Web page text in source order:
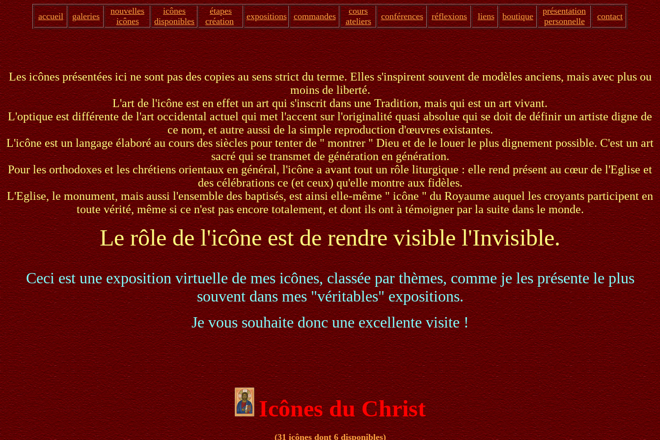
accueil galeries
nouvelles
icônes
icônes
disponibles
étapes
création
expositions commandes
cours
ateliers
conférences réflexions liens boutique
présentation
personnelle
contact
Les icônes présentées ici ne sont pas des copies au sens strict du terme. Elles s'inspirent souvent de modèles anciens, mais avec plus ou
moins de liberté.
L'art de l'icône est en effet un art qui s'inscrit dans une Tradition, mais qui est un art vivant.
L'optique est différente de l'art occidental actuel qui met l'accent sur l'originalité quasi absolue qui se doit de définir un artiste digne de
ce nom, et autre aussi de la simple reproduction d'œuvres existantes.
L'icône est un langage élaboré au cours des siècles pour tenter de " montrer " Dieu et de le louer le plus dignement possible. C'est un art
sacré qui se transmet de génération en génération.
Pour les orthodoxes et les chrétiens orientaux en général, l'icône a avant tout un rôle liturgique : elle rend présent au cœur de l'Eglise et
des célébrations ce (et ceux) qu'elle montre aux fidèles.
L'Eglise, le monument, mais aussi l'ensemble des baptisés, est ainsi elle-même " icône " du Royaume auquel les croyants participent en
toute vérité, même si ce n'est pas encore totalement, et dont ils ont à témoigner par la suite dans le monde.
Le rôle de l'icône est de rendre visible l'Invisible.
Ceci est une exposition virtuelle de mes icônes, classée par thèmes, comme je les présente le plus
souvent dans mes "véritables" expositions.
Je vous souhaite donc une excellente visite !
Icônes du Christ
(31 icônes dont 6 disponibles)